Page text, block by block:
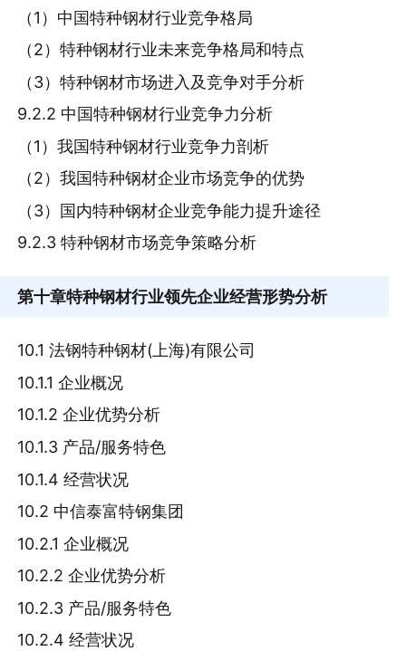
（1）中国特种钢材行业竞争格局
（2）特种钢材行业未来竞争格局和特点
（3）特种钢材市场进入及竞争对手分析
9.2.2 中国特种钢材行业竞争力分析
（1）我国特种钢材行业竞争力剖析
（2）我国特种钢材企业市场竞争的优势
（3）国内特种钢材企业竞争能力提升途径
9.2.3 特种钢材市场竞争策略分析
第十章特种钢材行业领先企业经营形势分析
10.1 法钢特种钢材(上海)有限公司
10.1.1 企业概况
10.1.2 企业优势分析
10.1.3 产品/服务特色
10.1.4 经营状况
10.2 中信泰富特钢集团
10.2.1 企业概况
10.2.2 企业优势分析
10.2.3 产品/服务特色
10.2.4 经营状况